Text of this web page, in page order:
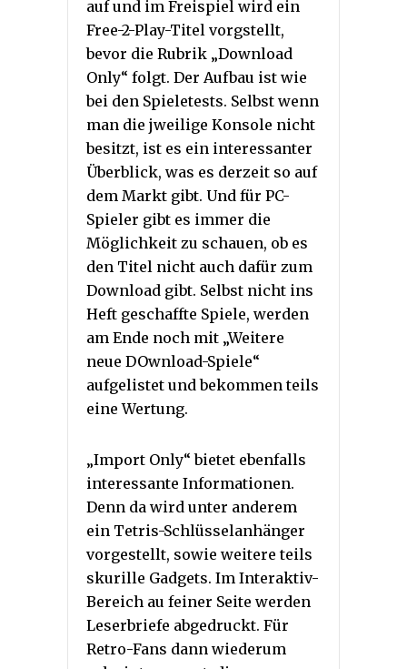
auf und im Freispiel wird ein
Free-2-Play-Titel vorgstellt,
bevor die Rubrik „Download
Only“ folgt. Der Aufbau ist wie
bei den Spieletests. Selbst wenn
man die jweilige Konsole nicht
besitzt, ist es ein interessanter
Überblick, was es derzeit so auf
dem Markt gibt. Und für PC-
Spieler gibt es immer die
Möglichkeit zu schauen, ob es
den Titel nicht auch dafür zum
Download gibt. Selbst nicht ins
Heft geschaffte Spiele, werden
am Ende noch mit „Weitere
neue DOwnload-Spiele“
aufgelistet und bekommen teils
eine Wertung.
„Import Only“ bietet ebenfalls
interessante Informationen.
Denn da wird unter anderem
ein Tetris-Schlüsselanhänger
vorgestellt, sowie weitere teils
skurille Gadgets. Im Interaktiv-
Bereich au feiner Seite werden
Leserbriefe abgedruckt. Für
Retro-Fans dann wiederum